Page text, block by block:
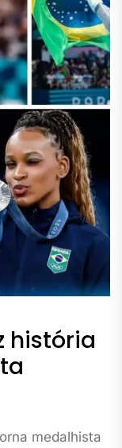
história
medalhista